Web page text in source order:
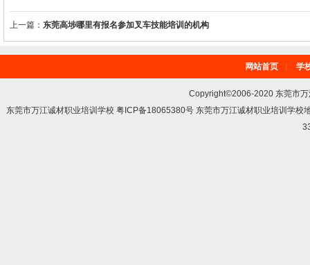
上一篇： 东莞高埗哪里有报名参加叉车技能培训的机构
网站首页 学
Copyright©2006-2020 东莞市
东莞市万江诚材职业培训学校 粤ICP备18065380号 东莞市万江诚材职业培训学